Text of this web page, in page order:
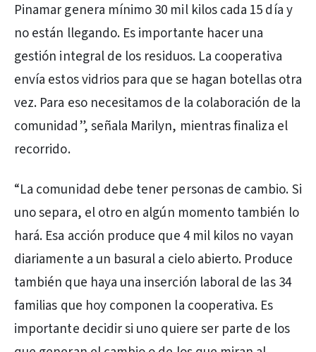
Pinamar genera mínimo 30 mil kilos cada 15 día y
no están llegando. Es importante hacer una
gestión integral de los residuos. La cooperativa
envía estos vidrios para que se hagan botellas otra
vez. Para eso necesitamos de la colaboración de la
comunidad”, señala Marilyn, mientras finaliza el
recorrido.
“La comunidad debe tener personas de cambio. Si
uno separa, el otro en algún momento también lo
hará. Esa acción produce que 4 mil kilos no vayan
diariamente a un basural a cielo abierto. Produce
también que haya una inserción laboral de las 34
familias que hoy componen la cooperativa. Es
importante decidir si uno quiere ser parte de los